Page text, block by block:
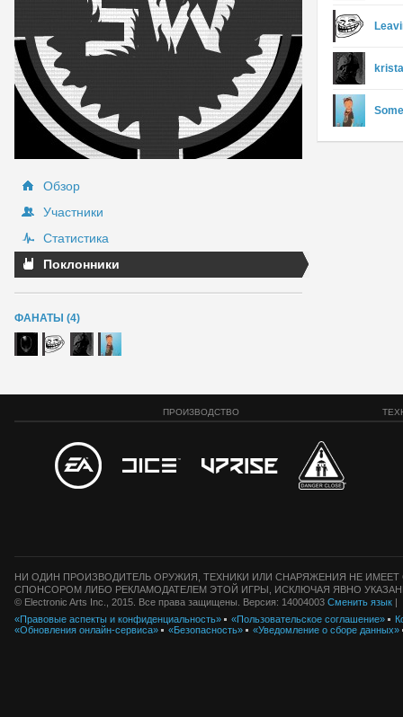
Обзор
Участники
Статистика
Поклонники
ФАНАТЫ (4)
ПРОИЗВОДСТВО
НИ ОДИН ПРОИЗВОДИТЕЛЬ ОРУЖИЯ, ТЕХНИКИ ИЛИ СНАРЯЖЕНИЯ НЕ
СПОНСОРОМ ЛИБО РЕКЛАМОДАТЕЛЕМ ЭТОЙ ИГРЫ, ИСКЛЮЧАЯ ЯВНО
© Electronic Arts Inc., 2015. Все права защищены. Версия: 14004003 Сменить язык |
«Правовые аспекты и конфиденциальность»
«Пользовательское соглашение»
«Обновления онлайн-сервиса»
«Безопасность» «Уведомление о сборе данных»